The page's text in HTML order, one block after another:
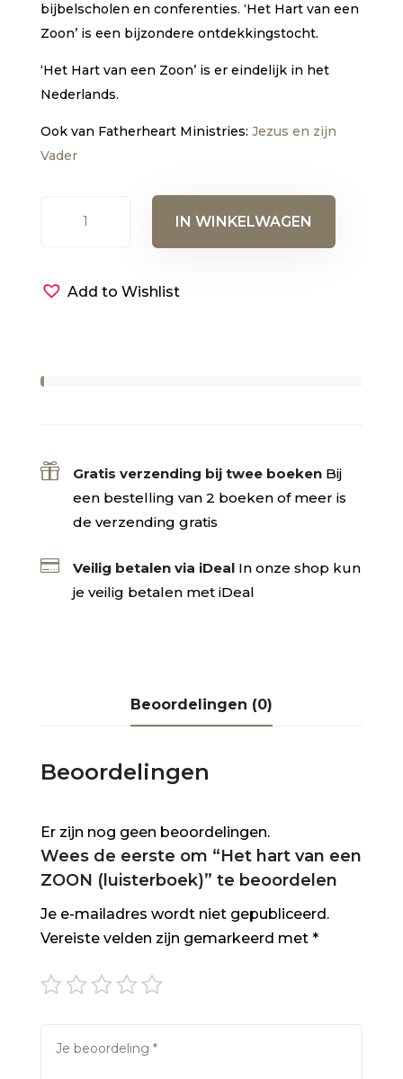
bijbelscholen en conferenties. ‘Het Hart van een
Zoon’ is een bijzondere ontdekkingstocht.
‘Het Hart van een Zoon’ is er eindelijk in het
Nederlands.
Ook van Fatherheart Ministries: Jezus en zijn
Vader
een
ZOON
IN WINKELWAGEN
Add to Wishlist
 Gratis verzending bij twee boeken Bij
een bestelling van 2 boeken of meer is
de verzending gratis
 Veilig betalen via iDeal In onze shop kun
je veilig betalen met iDeal
Beoordelingen (0)
Beoordelingen
Er zijn nog geen beoordelingen.
Wees de eerste om “Het hart van een
ZOON (luisterboek)” te beoordelen
Je e-mailadres wordt niet gepubliceerd.
Vereiste velden zijn gemarkeerd met *